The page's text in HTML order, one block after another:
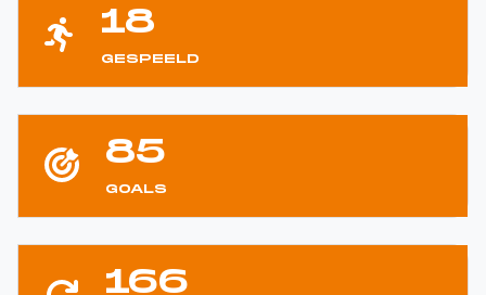
18
GESPEELD
85
GOALS
166